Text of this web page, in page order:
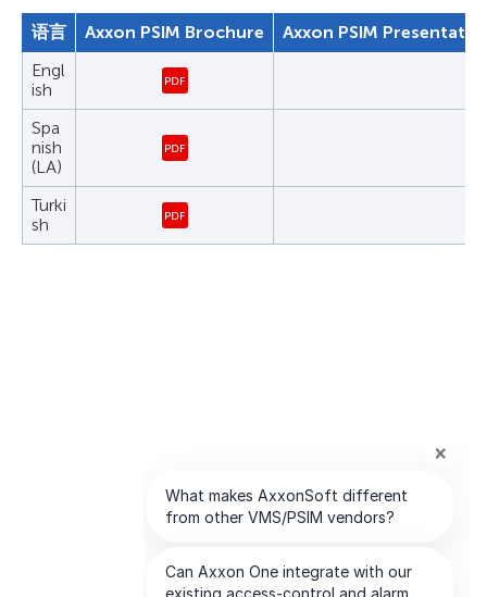
语言 Axxon PSIM Brochure
Axxon PSIM
Engl
ish
Spa
nish
(LA)
Turki
sh